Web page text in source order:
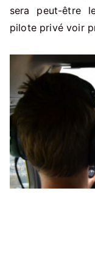
sera peut-être
pilote privé voir